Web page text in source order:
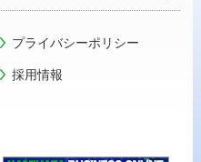
プライバシーポリシー
採用情報